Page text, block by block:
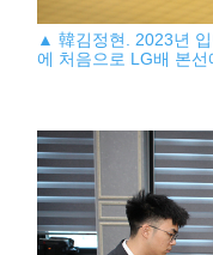
▲ 韓김정현. 2023년
에 처음으로 LG배 본선